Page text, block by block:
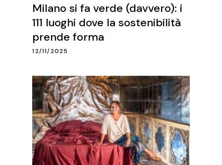
Milano si fa verde (davvero): i
111 luoghi dove la sostenibilità
prende forma
12/11/2025